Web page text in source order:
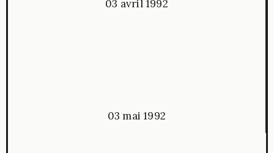
03 avril 1992
03 mai 1992